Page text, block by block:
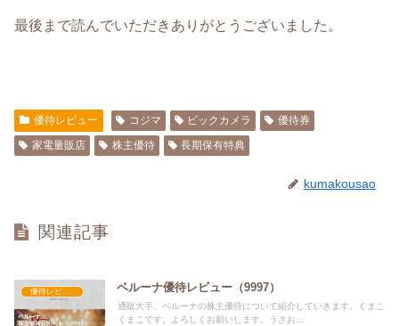
最後まで読んでいただきありがとうございました。
優待レビュー コジマ ビックカメラ
優待券
家電量販店
株主優待 長期保有特典
kumakousao
関連記事
優待レビュー ベルーナ優待レビュー（9997）
通販大手、ベルーナの株主優待について紹介していきます。くまこ
くまこです。よろしくお願いします。うさお...